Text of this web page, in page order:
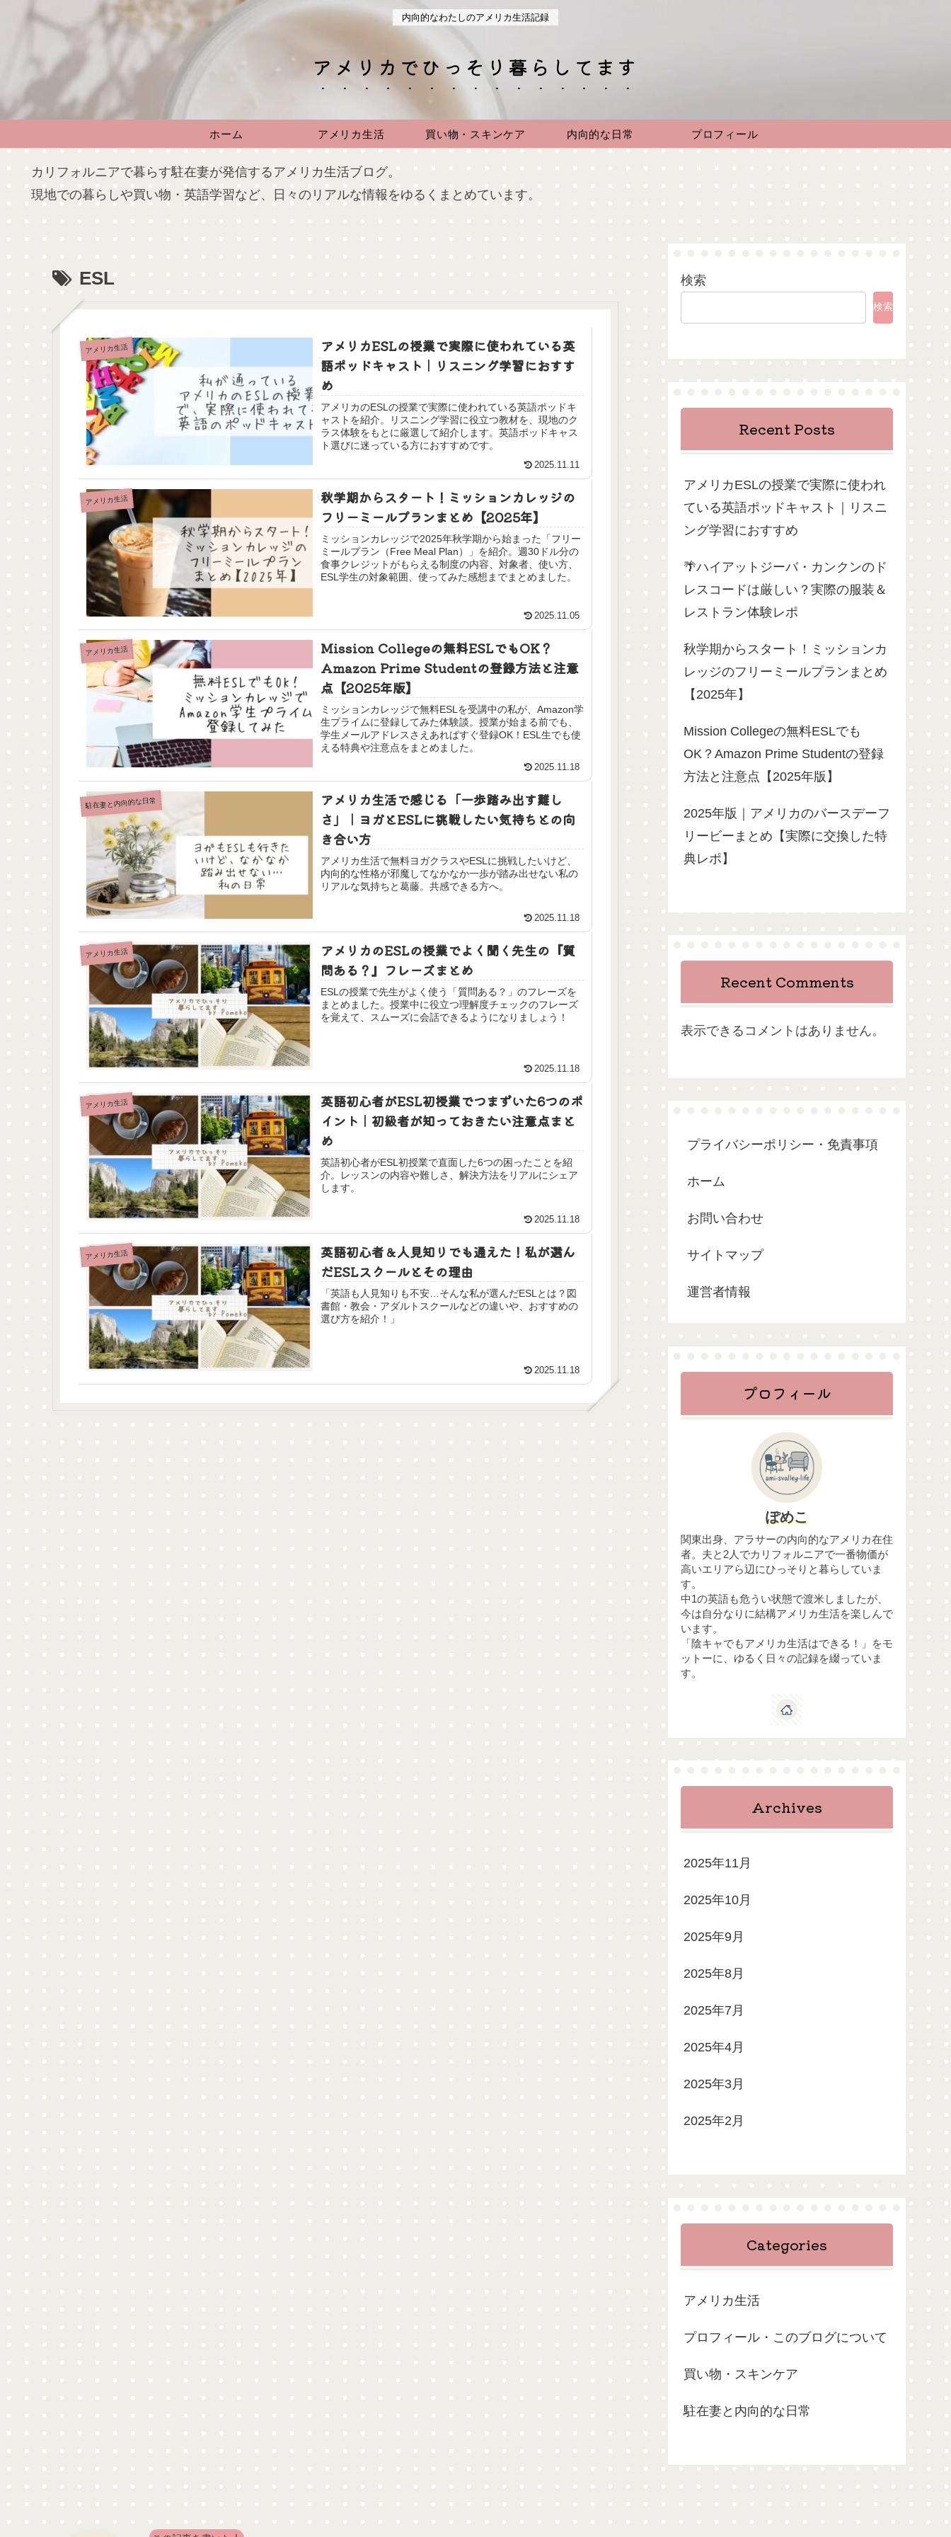
内向的なわたしのアメリカ生活記録
アメリカでひっそり暮らしてます
ホーム アメリカ生活 買い物・スキンケア 内向的な日常 プロフィール
カリフォルニアで暮らす駐在妻が発信するアメリカ生活ブログ。
現地での暮らしや買い物・英語学習など、日々のリアルな情報をゆるくまとめています。
ESL
アメリカ生活
アメリカESLの授業で実際に使われている英
語ポッドキャスト｜リスニング学習におすす
め
アメリカのESLの授業で実際に使われている英語ポッドキ
ャストを紹介。リスニング学習に役立つ教材を、現地のク
ラス体験をもとに厳選して紹介します。英語ポッドキャス
ト選びに迷っている方におすすめです。
2025.11.11
アメリカ生活
秋学期からスタート！ミッションカレッジの
フリーミールプランまとめ【2025年】
ミッションカレッジで2025年秋学期から始まった「フリー
ミールプラン（Free Meal Plan）」を紹介。週30ドル分の
食事クレジットがもらえる制度の内容、対象者、使い方、
ESL学生の対象範囲、使ってみた感想までまとめました。
2025.11.05
アメリカ生活
Mission Collegeの無料ESLでもOK？
Amazon Prime Studentの登録方法と注意
点【2025年版】
ミッションカレッジで無料ESLを受講中の私が、Amazon学
生プライムに登録してみた体験談。授業が始まる前でも、
学生メールアドレスさえあればすぐ登録OK！ESL生でも使
える特典や注意点をまとめました。
2025.11.18
駐在妻と内向的な日常
アメリカ生活で感じる「一歩踏み出す難し
さ」｜ヨガとESLに挑戦したい気持ちとの向
き合い方
アメリカ生活で無料ヨガクラスやESLに挑戦したいけど、
内向的な性格が邪魔してなかなか一歩が踏み出せない私の
リアルな気持ちと葛藤。共感できる方へ。
2025.11.18
アメリカ生活
アメリカのESLの授業でよく聞く先生の『質
問ある？』フレーズまとめ
ESLの授業で先生がよく使う「質問ある？」のフレーズを
まとめました。授業中に役立つ理解度チェックのフレーズ
を覚えて、スムーズに会話できるようになりましょう！
2025.11.18
アメリカ生活
英語初心者がESL初授業でつまずいた6つのポ
イント｜初級者が知っておきたい注意点まと
め
英語初心者がESL初授業で直面した6つの困ったことを紹
介。レッスンの内容や難しさ、解決方法をリアルにシェア
します。
2025.11.18
アメリカ生活
英語初心者＆人見知りでも通えた！私が選ん
だESLスクールとその理由
「英語も人見知りも不安…そんな私が選んだESLとは？図
書館・教会・アダルトスクールなどの違いや、おすすめの
選び方を紹介！」
2025.11.18
検索
検索
Recent Posts
アメリカESLの授業で実際に使われ
ている英語ポッドキャスト｜リスニ
ング学習におすすめ
🌴ハイアットジーバ・カンクンのド
レスコードは厳しい？実際の服装＆
レストラン体験レポ
秋学期からスタート！ミッションカ
レッジのフリーミールプランまとめ
【2025年】
Mission Collegeの無料ESLでも
OK？Amazon Prime Studentの登録
方法と注意点【2025年版】
2025年版｜アメリカのバースデーフ
リービーまとめ【実際に交換した特
典レポ】
Recent Comments
表示できるコメントはありません。
プライバシーポリシー・免責事項
ホーム
お問い合わせ
サイトマップ
運営者情報
プロフィール
ぽめこ
関東出身、アラサーの内向的なアメリカ在住
者。夫と2人でカリフォルニアで一番物価が
高いエリアら辺にひっそりと暮らしていま
す。
中1の英語も危うい状態で渡米しましたが、
今は自分なりに結構アメリカ生活を楽しんで
います。
「陰キャでもアメリカ生活はできる！」をモ
ットーに、ゆるく日々の記録を綴っていま
す。
Archives
2025年11月
2025年10月
2025年9月
2025年8月
2025年7月
2025年4月
2025年3月
2025年2月
Categories
アメリカ生活
プロフィール・このブログについて
買い物・スキンケア
駐在妻と内向的な日常